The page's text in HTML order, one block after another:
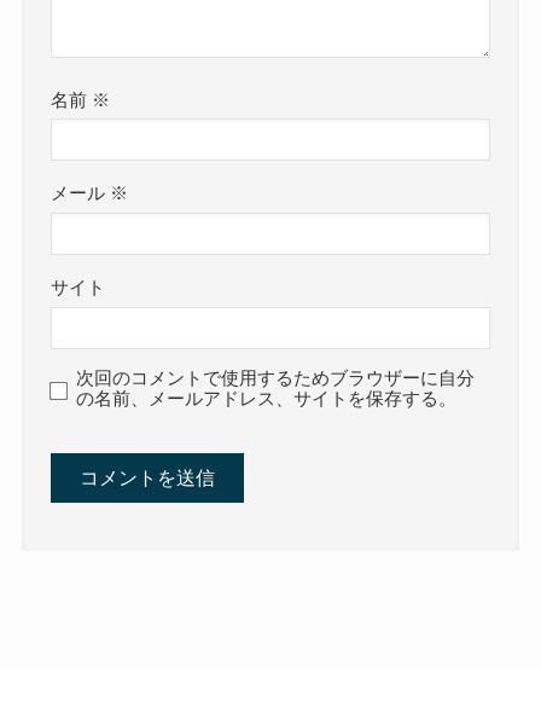
名前 ※
メール ※
サイト
次回のコメントで使用するためブラウザーに自分
の名前、メールアドレス、サイトを保存する。